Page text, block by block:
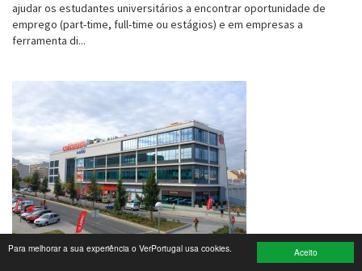
Aceito
Para melhorar a sua experiência o VerPortugal usa cookies.
Electrónica e Informática
Saúde
Banca e Seguros
Moda e Design
Ciência e Investigação
Cinema
Multimédia
Sugestões
ajudar os estudantes universitários a encontrar oportunidade de
emprego (part-time, full-time ou estágios) e em empresas a
ferramenta di...
Sonae abre novas lojas em Mirandela e cria